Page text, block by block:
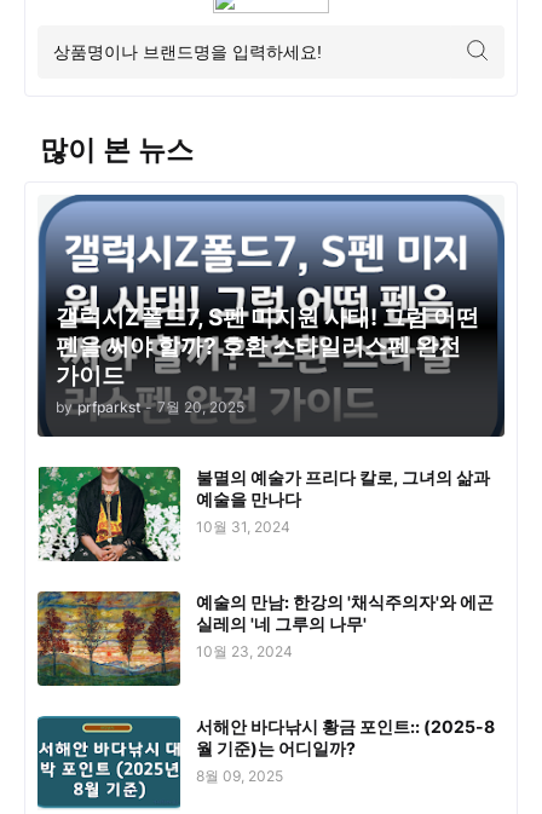
많이 본 뉴스
갤럭시Z폴드7, S펜 미지원 사태! 그럼 어떤
펜을 써야 할까? 호환 스타일러스펜 완전
가이드
by prfparkst - 7월 20, 2025
불멸의 예술가 프리다 칼로, 그녀의 삶과
예술을 만나다
10월 31, 2024
예술의 만남: 한강의 '채식주의자'와 에곤
실레의 '네 그루의 나무'
10월 23, 2024
서해안 바다낚시 황금 포인트:: (2025-8
월 기준)는 어디일까?
8월 09, 2025